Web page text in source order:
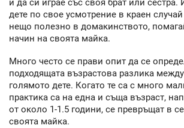
и да си играе със своя брат или
дете по свое усмотрение в краен
нещо полезно в домакинството,
начин на своята майка.
Много често се прави опит да се
подходящата възрастова разлика
голямото дете. Когато те са с много
практика са на една и съща възраст,
от около 1-1.5 години, се превръщат в
своята майка.